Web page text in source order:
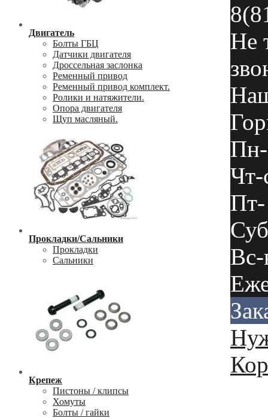
Двигатель
Болты ГБЦ
Датчики двигателя
Дроссельная заслонка
Ременный привод
Ременный привод комплект.
Ролики и натяжители.
Опора двигателя
Щуп масляный.
Прокладки/Сальники
Прокладки
Сальники
Крепеж
Пистоны / клипсы
Хомуты
Болты / гайки
Не
Пн-
Чт-
Пт-